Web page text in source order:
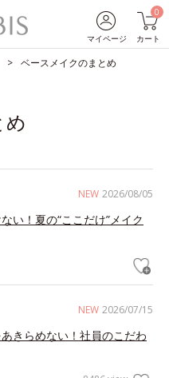
マイページ
0
カート
ベースメイクのまとめ
め
NEW 2026/08/05
い！夏の“ここだけ”メイク
NEW 2026/07/15
きらめない！社員のこだわ